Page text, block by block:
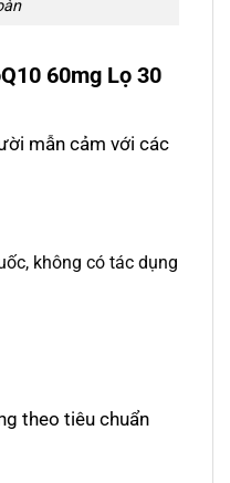
60mg Lọ 30
mẫn cảm với các
không có tác dụng
theo tiêu chuẩn